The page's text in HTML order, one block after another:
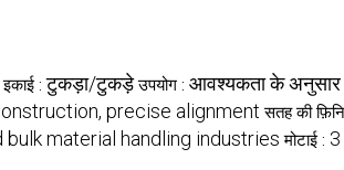
इकाई :टुकड़ा/टुकड़े उपयोग : आवश्यकता के अनुसार
precise alignment सतह की
material handling industries मोटाई :